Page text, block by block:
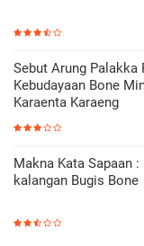
Sebut Arung Palakka
Kebudayaan Bone
Karaenta Karaeng
Makna Kata Sapaan
kalangan Bugis Bone